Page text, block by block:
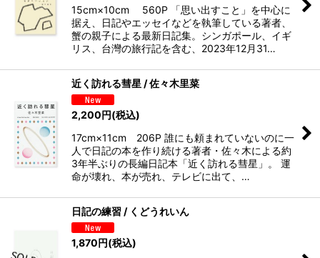
15cm×10cm 560P 「思い出すこと」を中心に
据え、日記やエッセイなどを執筆している著者、
蟹の親子による最新日記集。シンガポール、イギ
リス、台灣の旅行記を含む、2023年12月31…
近く訪れる彗星 / 佐々木里菜
2,200円(税込)
17cm×11cm 206P 誰にも頼まれていないのに一
人で日記の本を作り続ける著者・佐々木による約
3年半ぶりの長編日記本「近く訪れる彗星」。 運
命が壊れ、本が売れ、テレビに出て、…
日記の練習 / くどうれいん
1,870円(税込)